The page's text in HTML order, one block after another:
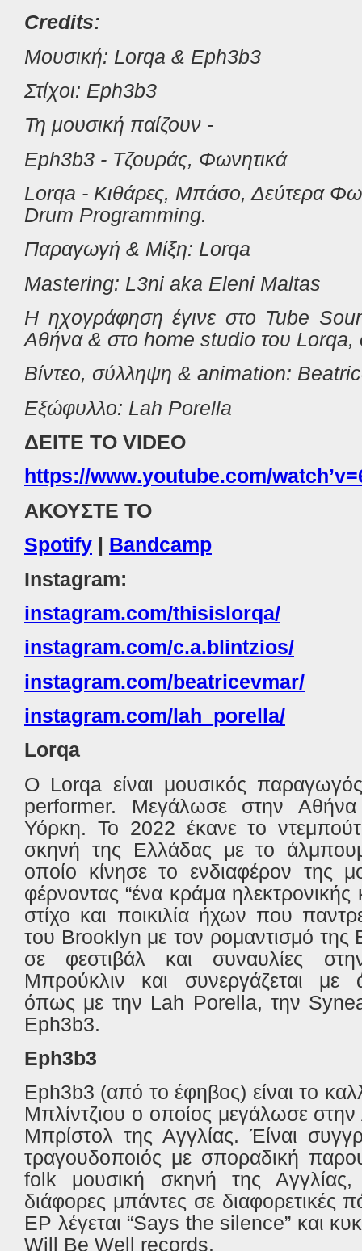
Credits:
Μουσική: Lorqa & Eph3b3
Στίχοι: Eph3b3
Τη μουσική παίζουν -
Eph3b3 - Τζουράς, Φωνητικά
Lorqa - Κιθάρες, Μπάσο, Δεύτερα
Drum Programming.
Παραγωγή & Μίξη: Lorqa
Mastering: L3ni aka Eleni Maltas
Η ηχογράφηση έγινε στο Tube
Αθήνα& στο home studio του Lorqa,
Βίντεο, σύλληψη & animation:
Εξώφυλλο: Lah Porella
ΔΕΙΤΕ ΤΟ VIDEO
https://www.youtube.com/watchʼv
ΑΚΟΥΣΤΕ ΤΟ
Spotify | Bandcamp
Instagram:
instagram.com/thisislorqa/
instagram.com/c.a.blintzios/
instagram.com/beatricevmar/
instagram.com/lah_porella/
Lorqa
O Lorqa είναι μουσικός
performer. Μεγάλωσε στην
Υόρκη. Το 2022 έκανε το
σκηνή της Ελλάδας με το
οποίο κίνησε το ενδιαφέρον της
φέρνοντας “ένα κράμα ηλεκτρονικής
στίχο και ποικιλία ήχων που
του Brooklyn με τον ρομαντισμό της
σε φεστιβάλ και συναυλίες
Μπρούκλιν και συνεργάζεται με
όπως με την Lah Porella, την
Eph3b3.
Eph3b3
Eph3b3 (από το έφηβος) είναι το
Μπλίντζιου ο οποίος μεγάλωσε στην
Μπρίστολ της Αγγλίας. Έίναι
τραγουδοποιός με σποραδική
folk μουσική σκηνή της Αγγλίας,
διάφορες μπάντες σε διαφορετικές
EP λέγεται “Says the silence” και
Will Be Well records.